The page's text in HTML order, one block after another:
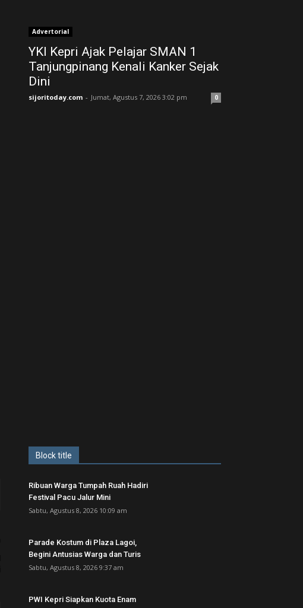
Advertorial
YKI Kepri Ajak Pelajar SMAN 1
Tanjungpinang Kenali Kanker Sejak
Dini
sijoritoday.com - Jumat, Agustus 7, 2026 3:02 pm 0
Block title
Ribuan Warga Tumpah Ruah Hadiri
Festival Pacu Jalur Mini
Sabtu, Agustus 8, 2026 10:09 am
Parade Kostum di Plaza Lagoi,
Begini Antusias Warga dan Turis
Sabtu, Agustus 8, 2026 9:37 am
PWI Kepri Siapkan Kuota Enam